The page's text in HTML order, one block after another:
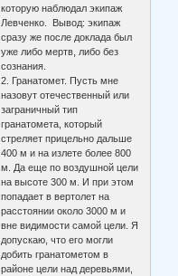
которую наблюдал экипаж
Левченко. Вывод: экипаж
сразу же после доклада был
уже либо мертв, либо без
сознания.
2. Гранатомет. Пусть мне
назовут отечественный или
заграничный тип
гранатомета, который
стреляет прицельно дальше
400 м и на излете более 800
м. Да еще по воздушной цели
на высоте 300 м. И при этом
попадает в вертолет на
расстоянии около 3000 м и
вне видимости самой цели. Я
допускаю, что его могли
добить гранатометом в
районе цели над деревьями,